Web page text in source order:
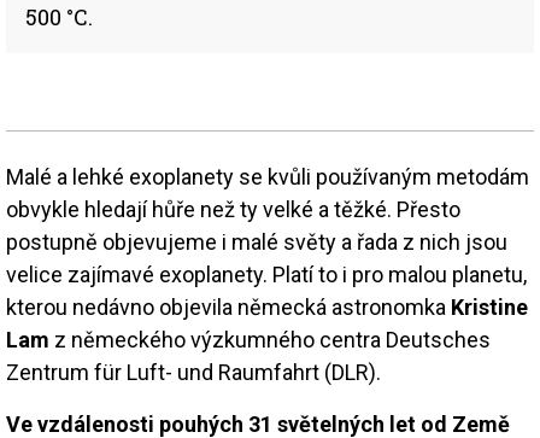
500 °C.
Malé a lehké exoplanety se kvůli používaným metodám
obvykle hledají hůře než ty velké a těžké. Přesto
postupně objevujeme i malé světy a řada z nich jsou
velice zajímavé exoplanety. Platí to i pro malou planetu,
kterou nedávno objevila německá astronomka Kristine
Lam z německého výzkumného centra Deutsches
Zentrum für Luft- und Raumfahrt (DLR).
Ve vzdálenosti pouhých 31 světelných let od Země